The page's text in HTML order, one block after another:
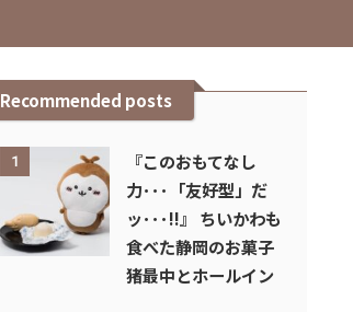
Recommended posts
1
『このおもてなし
力･･･「友好型」だ
ッ･･･!!』 ちいかわも
食べた静岡のお菓子
猪最中とホールイン